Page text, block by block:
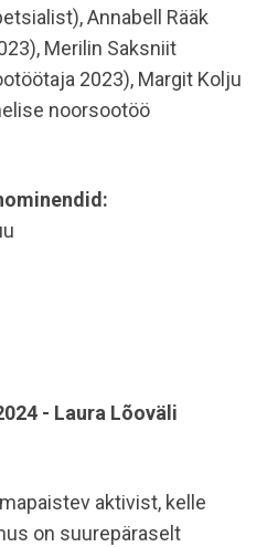
Annabell Rääk
Merilin Saksniit
2023), Margit Kolju
noorsootöö
- Laura Lõoväli
aktivist, kelle
on suurepäraselt